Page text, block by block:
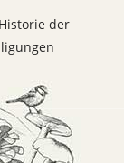
Historie der